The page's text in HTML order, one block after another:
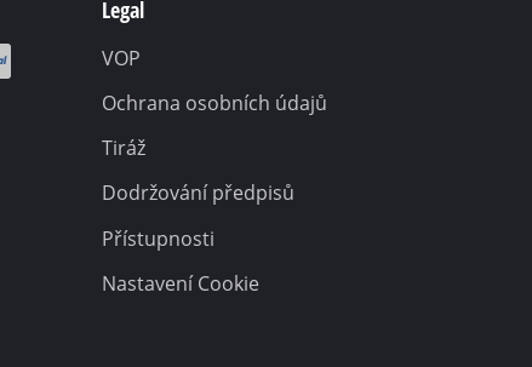
Legal
VOP
Ochrana osobních údajů
Tiráž
Dodržování předpisů
Přístupnosti
Nastavení Cookie